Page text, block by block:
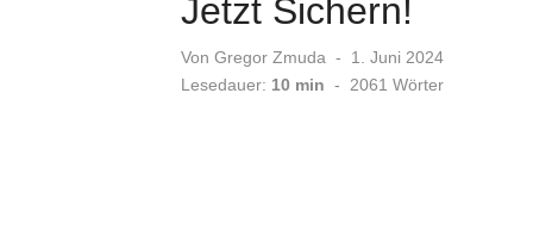
Jetzt Sichern!
Von Gregor Zmuda
Veröffentlicht
am
1. Juni 2024
Lesedauer: 10 min - 2061 Wörter